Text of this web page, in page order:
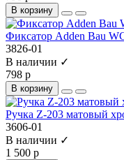
В корзину
Фиксатор Adden Bau
3826-01
В наличии ✓
798 р
В корзину
Ручка Z-203 матовый
3606-01
В наличии ✓
1 500 р